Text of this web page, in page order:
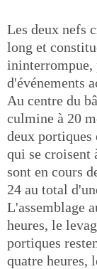
Les deux nefs
long et
ininterrompue,
d'événements
Au centre du
culmine à 20
deux portiques
qui se croisent
sont en cours
24 au total
L'assemblage
heures, le
portiques
quatre heures,